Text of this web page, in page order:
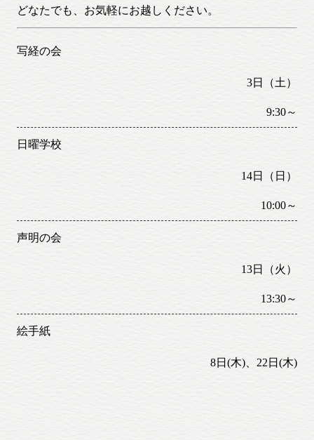
どなたでも、お気軽にお越しください。
写経の会
3日（土）
9:30～
日曜学校
14日（日）
10:00～
声明の会
13日（火）
13:30～
絵手紙
8日(木)、22日(木)